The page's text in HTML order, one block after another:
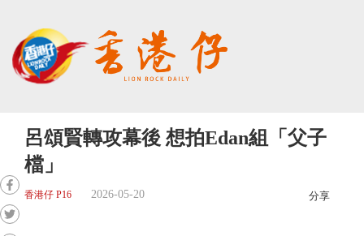
呂頌賢轉攻幕後 想拍Edan組「父子
檔」
香港仔 P16 2026-05-20 分享